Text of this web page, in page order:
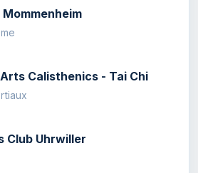
Mommenheim
Calisthenics - Tai Chi
Club Uhrwiller